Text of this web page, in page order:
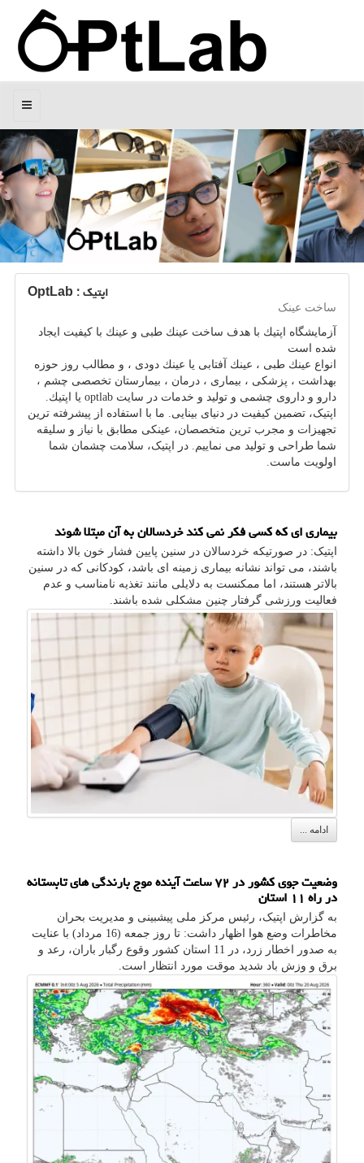
منو
اپتیک : OptLab
ساخت عینک
آزمایشگاه اپتیك با هدف ساخت عینك طبی و عینك با كیفیت ایجاد
شده است
انواع عینك طبی ، عینك آفتابی یا عینك دودی ، و مطالب روز حوزه
بهداشت ، پزشكی ، بیماری ، درمان ، بیمارستان تخصصی چشم ،
دارو و داروی چشمی و تولید و خدمات در سایت optlab یا اپتیك.
اپتیک، تضمین کیفیت در دنیای بینایی. ما با استفاده از پیشرفته ترین
تجهیزات و مجرب ترین متخصصان، عینکی مطابق با نیاز و سلیقه
شما طراحی و تولید می نماییم. در اپتیک، سلامت چشمان شما
اولویت ماست.
بیماری ای که کسی فکر نمی کند خردسالان به آن مبتلا شوند
اپتیک: در صورتیکه خردسالان در سنین پایین فشار خون بالا داشته
باشند، می تواند نشانه بیماری زمینه ای باشد، کودکانی که در سنین
بالاتر هستند، اما ممکنست به دلایلی مانند تغذیه نامناسب و عدم
فعالیت ورزشی گرفتار چنین مشکلی شده باشند.
ادامه ...
وضعیت جوی کشور در ۷۲ ساعت آینده موج بارندگی های تابستانه
در راه ۱۱ استان
به گزارش اپتیک، رئیس مرکز ملی پیشبینی و مدیریت بحران
مخاطرات وضع هوا اظهار داشت: تا روز جمعه (16 مرداد) با عنایت
به صدور اخطار زرد، در 11 استان کشور وقوع رگبار باران، رعد و
برق و وزش باد شدید موقت مورد انتظار است.